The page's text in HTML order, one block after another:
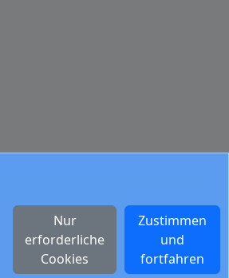
Zustimmen
und
fortfahren
Nur
erforderliche
Cookies